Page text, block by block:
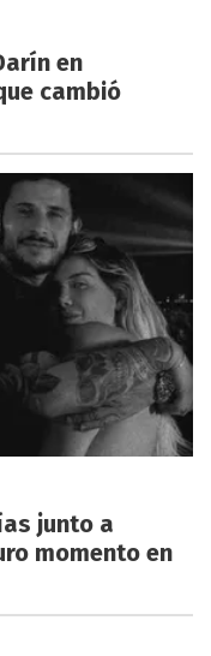
en
cambió
junto a
momento en